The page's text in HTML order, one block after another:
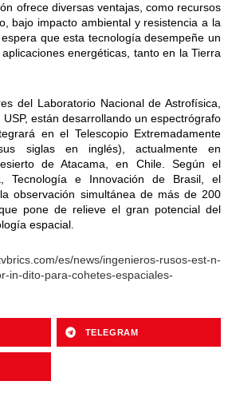
ofrece diversas ventajas, como recursos
bajo impacto ambiental y resistencia a la
que esta tecnología desempeñe un
energéticas, tanto en la Tierra
del Laboratorio Nacional de Astrofísica,
están desarrollando un espectrógrafo
en el Telescopio Extremadamente
siglas en inglés), actualmente en
de Atacama, en Chile. Según el
Tecnología e Innovación de Brasil, el
observación simultánea de más de 200
pone de relieve el gran potencial del
espacial.
es/news/ingenieros-rusos-est-n-
in-dito-para-cohetes-espaciales-
TELEGRAM